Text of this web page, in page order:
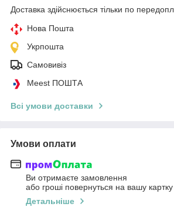
Доставка здійснюється тільки по
Нова Пошта
Укрпошта
Самовивіз
Meest ПОШТА
Всі умови доставки
Умови оплати
Ви отримаєте замовлення
або гроші повернуться на вашу картку
Детальніше